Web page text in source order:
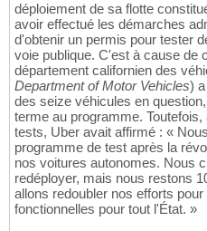
déploiement de sa flotte
avoir effectué les démarches
d'obtenir un permis pour tester
voie publique. C'est à cause de
département californien des
Department of Motor Vehicles)
des seize véhicules en
terme au programme.
tests, Uber avait affirmé : «
programme de test après la
nos voitures autonomes. Nous
redéployer, mais nous restons
allons redoubler nos efforts
fonctionnelles pour tout l'État. »